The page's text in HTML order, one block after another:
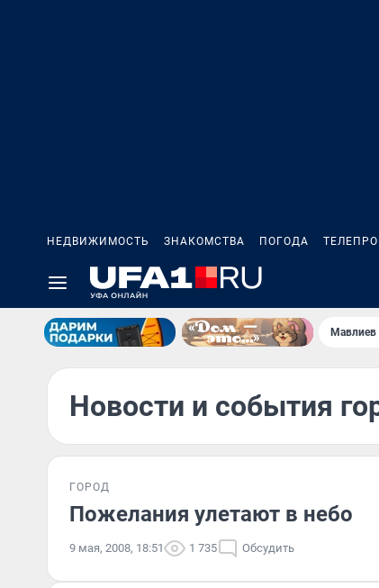
НЕДВИЖИМОСТЬ ЗНАКОМСТВА ПОГОДА
Мавлиев
Новости и события
ГОРОД
Пожелания улетают в небо
9 мая, 2008, 18:51 1 735 Обсудить